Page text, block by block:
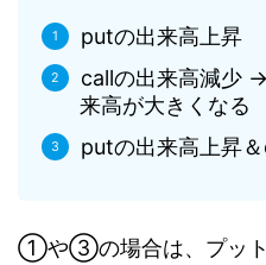
putの出来高上昇
callの出来高減少
来高が大きくなる
putの出来高上昇
①や③の場合は、プット